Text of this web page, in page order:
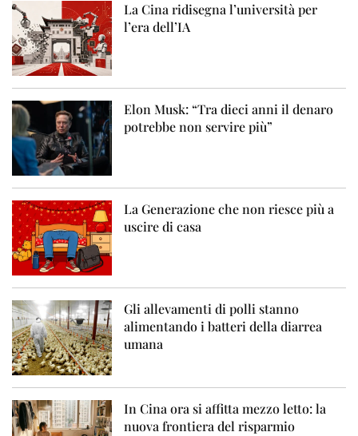
La Cina ridisegna l’università per
l’era dell’IA
Elon Musk: “Tra dieci anni il denaro
potrebbe non servire più”
La Generazione che non riesce più a
uscire di casa
Gli allevamenti di polli stanno
alimentando i batteri della diarrea
umana
In Cina ora si affitta mezzo letto: la
nuova frontiera del risparmio